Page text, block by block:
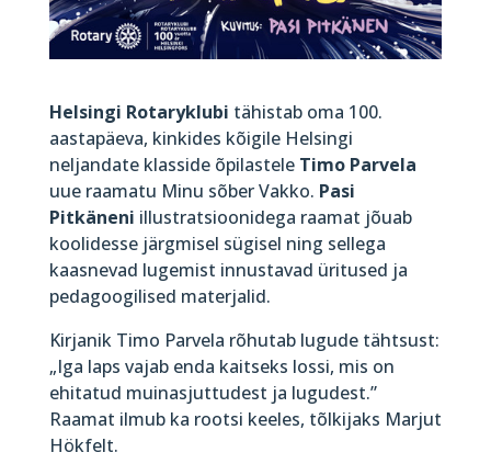
Helsingi Rotaryklubi tähistab oma 100.
aastapäeva, kinkides kõigile Helsingi
neljandate klasside õpilastele Timo Parvela
uue raamatu Minu sõber Vakko. Pasi
Pitkäneni illustratsioonidega raamat jõuab
koolidesse järgmisel sügisel ning sellega
kaasnevad lugemist innustavad üritused ja
pedagoogilised materjalid.
Kirjanik Timo Parvela rõhutab lugude tähtsust:
„Iga laps vajab enda kaitseks lossi, mis on
ehitatud muinasjuttudest ja lugudest.”
Raamat ilmub ka rootsi keeles, tõlkijaks Marjut
Hökfelt.